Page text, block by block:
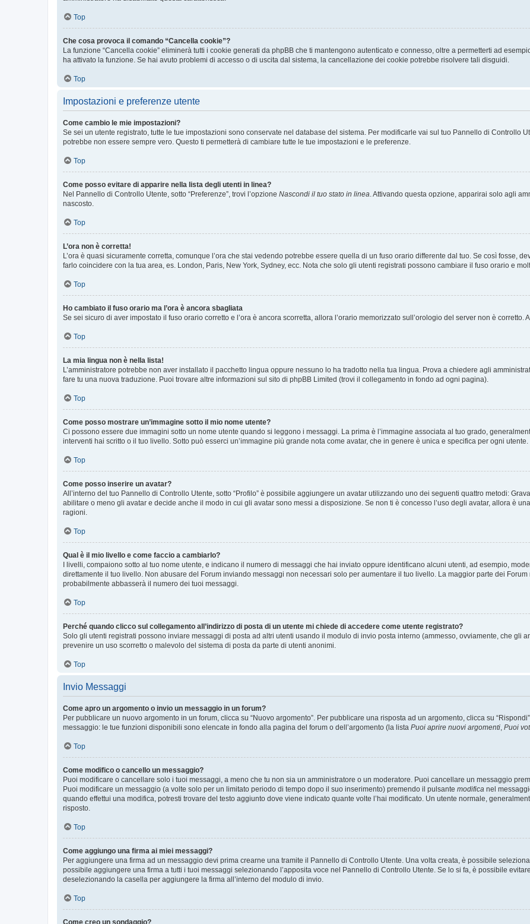
Top
Che cosa provoca il comando “Cancella cookie”?
La funzione “Cancella cookie” eliminerà tutti i cookie generati da phpBB che ti mantengono autenticato e connesso, oltre a permetterti ad
ha attivato la funzione. Se hai avuto problemi di accesso o di uscita dal sistema, la cancellazione dei cookie potrebbe risolvere tali disguidi.
Top
Impostazioni e preferenze utente
Come cambio le mie impostazioni?
Se sei un utente registrato, tutte le tue impostazioni sono conservate nel database del sistema. Per modificarle vai sul tuo Pannello di Controllo
potrebbe non essere sempre vero. Questo ti permetterà di cambiare tutte le tue impostazioni e le preferenze.
Top
Come posso evitare di apparire nella lista degli utenti in linea?
Nel Pannello di Controllo Utente, sotto “Preferenze”, trovi l’opzione Nascondi il tuo stato in linea. Attivando questa opzione, apparirai solo agli
nascosto.
Top
L’ora non è corretta!
L’ora è quasi sicuramente corretta, comunque l’ora che stai vedendo potrebbe essere quella di un fuso orario differente dal tuo. Se così fosse,
farlo coincidere con la tua area, es. London, Paris, New York, Sydney, ecc. Nota che solo gli utenti registrati possono cambiare il fuso orario e
Top
Ho cambiato il fuso orario ma l’ora è ancora sbagliata
Se sei sicuro di aver impostato il fuso orario corretto e l’ora è ancora scorretta, allora l’orario memorizzato sull’orologio del server non è
Top
La mia lingua non è nella lista!
L’amministratore potrebbe non aver installato il pacchetto lingua oppure nessuno lo ha tradotto nella tua lingua. Prova a chiedere agli
fare tu una nuova traduzione. Puoi trovare altre informazioni sul sito di phpBB Limited (trovi il collegamento in fondo ad ogni pagina).
Top
Come posso mostrare un’immagine sotto il mio nome utente?
Ci possono essere due immagini sotto un nome utente quando si leggono i messaggi. La prima è l’immagine associata al tuo grado,
interventi hai scritto o il tuo livello. Sotto può esserci un’immagine più grande nota come avatar, che in genere è unica e specifica per ogni utente.
Top
Come posso inserire un avatar?
All’interno del tuo Pannello di Controllo Utente, sotto “Profilo” è possibile aggiungere un avatar utilizzando uno dei seguenti quattro metodi:
abilitare o meno gli avatar e decide anche il modo in cui gli avatar sono messi a disposizione. Se non ti è concesso l’uso degli avatar, allora è
ragioni.
Top
Qual è il mio livello e come faccio a cambiarlo?
I livelli, compaiono sotto al tuo nome utente, e indicano il numero di messaggi che hai inviato oppure identificano alcuni utenti, ad esempio,
direttamente il tuo livello. Non abusare del Forum inviando messaggi non necessari solo per aumentare il tuo livello. La maggior parte dei
probabilmente abbasserà il numero dei tuoi messaggi.
Top
Perché quando clicco sul collegamento all’indirizzo di posta di un utente mi chiede di accedere come utente registrato?
Solo gli utenti registrati possono inviare messaggi di posta ad altri utenti usando il modulo di invio posta interno (ammesso, ovviamente, che gli
prevenire un uso scorretto o malevolo del sistema di posta da parte di utenti anonimi.
Top
Invio Messaggi
Come apro un argomento o invio un messaggio in un forum?
Per pubblicare un nuovo argomento in un forum, clicca su “Nuovo argomento”. Per pubblicare una risposta ad un argomento, clicca su
messaggio: le tue funzioni disponibili sono elencate in fondo alla pagina del forum o dell’argomento (la lista Puoi aprire nuovi argomenti, Puoi
Top
Come modifico o cancello un messaggio?
Puoi modificare o cancellare solo i tuoi messaggi, a meno che tu non sia un amministratore o un moderatore. Puoi cancellare un messaggio
Puoi modificare un messaggio (a volte solo per un limitato periodo di tempo dopo il suo inserimento) premendo il pulsante modifica nel
quando effettui una modifica, potresti trovare del testo aggiunto dove viene indicato quante volte l’hai modificato. Un utente normale,
risposto.
Top
Come aggiungo una firma ai miei messaggi?
Per aggiungere una firma ad un messaggio devi prima crearne una tramite il Pannello di Controllo Utente. Una volta creata, è possibile
possibile aggiungere una firma a tutti i tuoi messaggi selezionando l’apposita voce nel Pannello di Controllo Utente. Se lo si fa, è possibile
deselezionando la casella per aggiungere la firma all’interno del modulo di invio.
Top
Come creo un sondaggio?